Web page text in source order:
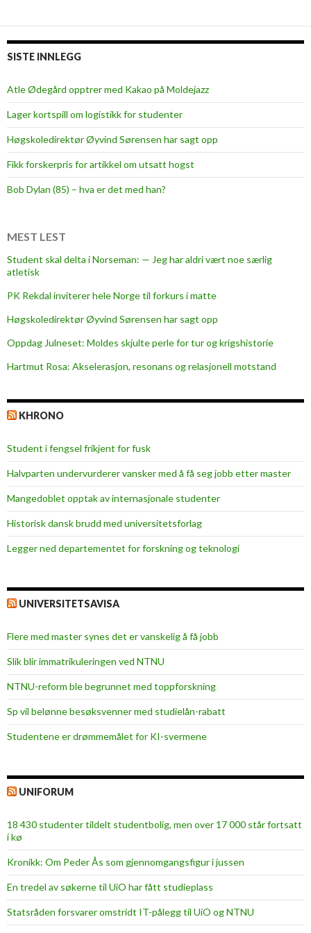
m
e
’
s
h
SISTE INNLEGG
Atle Ødegård opptrer med Kakao på Moldejazz
Lager kortspill om logistikk for studenter
Høgskoledirektør Øyvind Sørensen har sagt opp
Fikk forskerpris for artikkel om utsatt hogst
Bob Dylan (85) – hva er det med han?
MEST LEST
Student skal delta i Norseman: — Jeg har aldri vært noe særlig
atletisk
PK Rekdal inviterer hele Norge til forkurs i matte
Høgskoledirektør Øyvind Sørensen har sagt opp
Oppdag Julneset: Moldes skjulte perle for tur og krigshistorie
Hartmut Rosa: Akselerasjon, resonans og relasjonell motstand
KHRONO
Student i fengsel frikjent for fusk
Halvparten undervurderer vansker med å få seg jobb etter master
Mangedoblet opptak av internasjonale studenter
Historisk dansk brudd med universitetsforlag
Legger ned departementet for forskning og teknologi
UNIVERSITETSAVISA
Flere med master synes det er vanskelig å få jobb
Slik blir immatrikuleringen ved NTNU
NTNU-reform ble begrunnet med toppforskning
Sp vil belønne besøksvenner med studielån-rabatt
Studentene er drømmemålet for KI-svermene
UNIFORUM
18 430 studenter tildelt studentbolig, men over 17 000 står fortsatt
i kø
Kronikk: Om Peder Ås som gjennomgangsfigur i jussen
En tredel av søkerne til UiO har fått studieplass
Statsråden forsvarer omstridt IT-pålegg til UiO og NTNU